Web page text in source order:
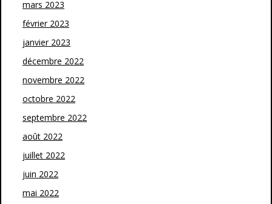
mars 2023
février 2023
janvier 2023
décembre 2022
novembre 2022
octobre 2022
septembre 2022
août 2022
juillet 2022
juin 2022
mai 2022